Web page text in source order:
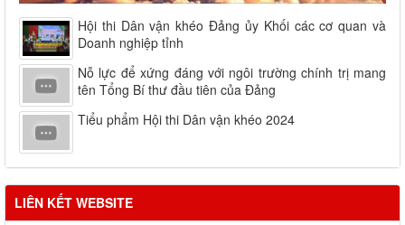
Hội thi Dân vận khéo Đảng ủy Khối các cơ quan và
Doanh nghiệp tỉnh
Nỗ lực để xứng đáng với ngôi trường chính trị mang
tên Tổng Bí thư đầu tiên của Đảng
Tiểu phẩm Hội thi Dân vận khéo 2024
LIÊN KẾT WEBSITE